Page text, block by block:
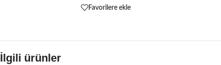
Favorilere ekle
İlgili ürünler